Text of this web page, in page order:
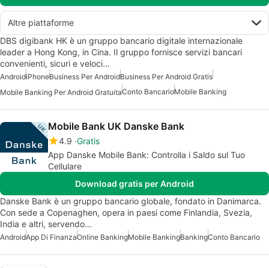
Altre piattaforme
DBS digibank HK è un gruppo bancario digitale internazionale
leader a Hong Kong, in Cina. Il gruppo fornisce servizi bancari
convenienti, sicuri e veloci…
AndroidiPhoneBusiness Per AndroidBusiness Per Android Gratis
Mobile Banking Per Android GratuitaConto BancarioMobile Banking
Mobile Bank UK Danske Bank
4.9 Gratis
App Danske Mobile Bank: Controlla i Saldo sul Tuo
Cellulare
Download gratis per Android
Danske Bank è un gruppo bancario globale, fondato in Danimarca.
Con sede a Copenaghen, opera in paesi come Finlandia, Svezia,
India e altri, servendo…
AndroidApp Di FinanzaOnline BankingMobile BankingBankingConto Bancario